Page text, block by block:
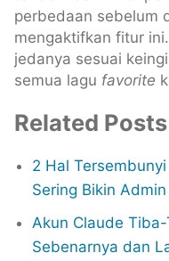
perbedaan sebelum
mengaktifkan fitur
jedanya sesuai
semua lagu favorite
Related
2 Hal
Sering Bikin
Akun Claude
Sebenarnya dan